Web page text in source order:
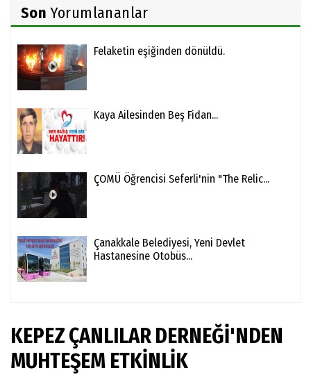
Son Yorumlananlar
Felaketin eşiğinden dönüldü.
Kaya Ailesinden Beş Fidan...
ÇOMÜ Öğrencisi Seferli'nin "The Relic...
Çanakkale Belediyesi, Yeni Devlet
Hastanesine Otobüs...
KEPEZ ÇANLILAR DERNEĞİ'NDEN
MUHTEŞEM ETKİNLİK